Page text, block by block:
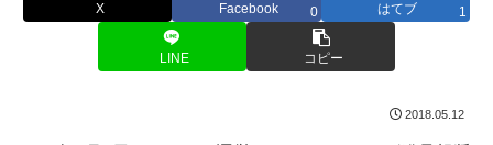
X Facebook 0 はてブ 1
LINE コピー
2018.05.12